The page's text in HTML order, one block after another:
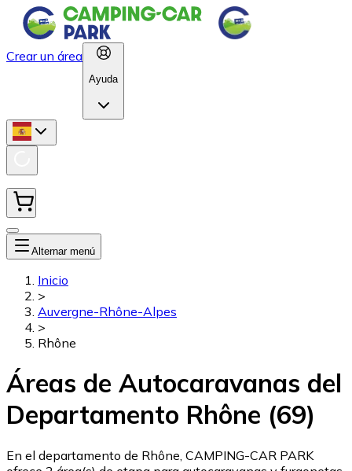
Crear un área
Ayuda
Alternar menú
Inicio
>
Auvergne-Rhône-Alpes
>
Rhône
Áreas de Autocaravanas del
Departamento Rhône (69)
En el departamento de Rhône, CAMPING-CAR PARK